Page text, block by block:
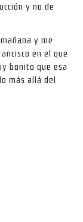
y no de
y me
en el que
bonito que esa
más allá del